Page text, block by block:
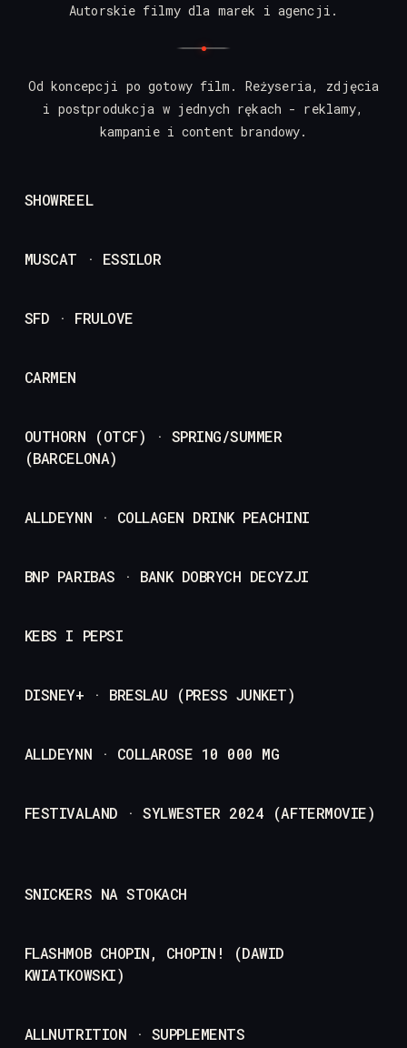
Autorskie filmy dla marek i agencji.
Od koncepcji po gotowy film. Reżyseria, zdjęcia
i postprodukcja w jednych rękach - reklamy,
kampanie i content brandowy.
SHOWREEL
MUSCAT · ESSILOR
SFD · FRULOVE
CARMEN
OUTHORN (OTCF) · SPRING/SUMMER
(BARCELONA)
ALLDEYNN · COLLAGEN DRINK PEACHINI
BNP PARIBAS · BANK DOBRYCH DECYZJI
KEBS I PEPSI
DISNEY+ · BRESLAU (PRESS JUNKET)
ALLDEYNN · COLLAROSE 10 000 MG
FESTIVALAND · SYLWESTER 2024 (AFTERMOVIE)
SNICKERS NA STOKACH
FLASHMOB CHOPIN, CHOPIN! (DAWID
KWIATKOWSKI)
ALLNUTRITION · SUPPLEMENTS